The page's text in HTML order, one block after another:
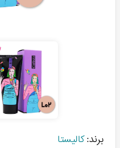
برند: کالیستا